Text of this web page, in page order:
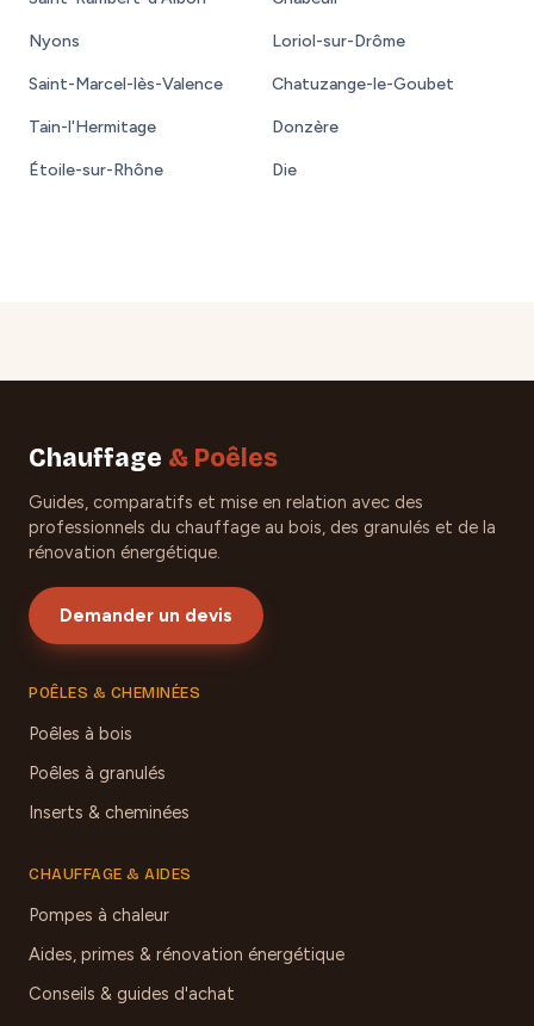
Nyons Loriol-sur-Drôme
Saint-Marcel-lès-Valence Chatuzange-le-Goubet
Tain-l'Hermitage Donzère
Étoile-sur-Rhône Die
Chauffage & Poêles
Guides, comparatifs et mise en relation avec des
professionnels du chauffage au bois, des granulés et de la
rénovation énergétique.
Demander un devis
POÊLES & CHEMINÉES
Poêles à bois
Poêles à granulés
Inserts & cheminées
CHAUFFAGE & AIDES
Pompes à chaleur
Aides, primes & rénovation énergétique
Conseils & guides d'achat